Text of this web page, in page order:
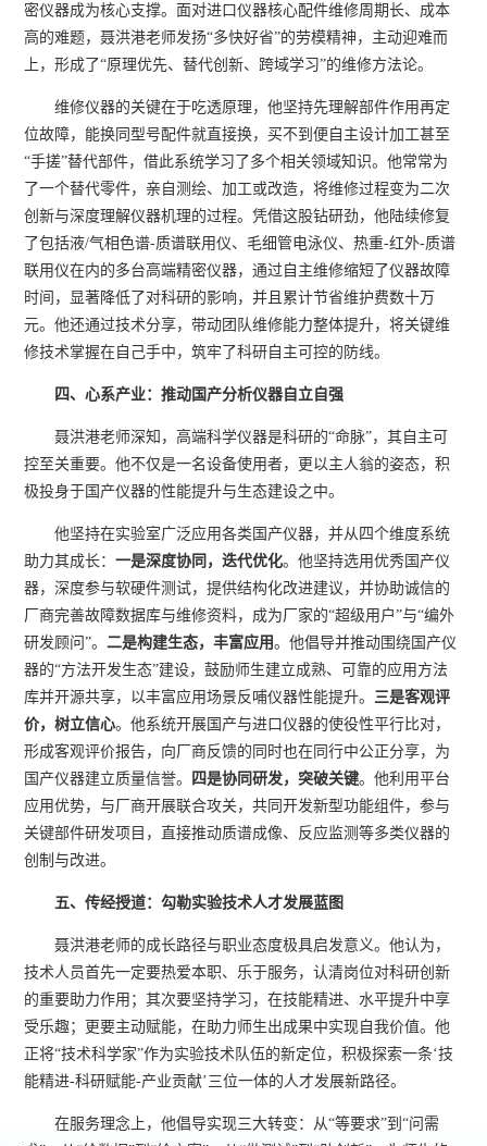
密仪器成为核心支撑。面对进口仪器核心配件维修周期长、成本
高的难题，聂洪港老师发扬“多快好省”的劳模精神，主动迎难而
上，形成了“原理优先、替代创新、跨域学习”的维修方法论。
维修仪器的关键在于吃透原理，他坚持先理解部件作用再定
位故障，能换同型号配件就直接换，买不到便自主设计加工甚至
“手搓”替代部件，借此系统学习了多个相关领域知识。他常常为
了一个替代零件，亲自测绘、加工或改造，将维修过程变为二次
创新与深度理解仪器机理的过程。凭借这股钻研劲，他陆续修复
了包括液/气相色谱-质谱联用仪、毛细管电泳仪、热重-红外-质谱
联用仪在内的多台高端精密仪器，通过自主维修缩短了仪器故障
时间，显著降低了对科研的影响，并且累计节省维护费数十万
元。他还通过技术分享，带动团队维修能力整体提升，将关键维
修技术掌握在自己手中，筑牢了科研自主可控的防线。
四、心系产业：推动国产分析仪器自立自强
聂洪港老师深知，高端科学仪器是科研的“命脉”，其自主可
控至关重要。他不仅是一名设备使用者，更以主人翁的姿态，积
极投身于国产仪器的性能提升与生态建设之中。
他坚持在实验室广泛应用各类国产仪器，并从四个维度系统
助力其成长：一是深度协同，迭代优化。他坚持选用优秀国产仪
器，深度参与软硬件测试，提供结构化改进建议，并协助诚信的
厂商完善故障数据库与维修资料，成为厂家的“超级用户”与“编外
研发顾问”。二是构建生态，丰富应用。他倡导并推动围绕国产仪
器的“方法开发生态”建设，鼓励师生建立成熟、可靠的应用方法
库并开源共享，以丰富应用场景反哺仪器性能提升。 三是客观评
价，树立信心。他系统开展国产与进口仪器的使役性平行比对，
形成客观评价报告，向厂商反馈的同时也在同行中公正分享，为
国产仪器建立质量信誉。
四是协同研发，突破关键。他利用平台
应用优势，与厂商开展联合攻关，共同开发新型功能组件，参与
关键部件研发项目，直接推动质谱成像、反应监测等多类仪器的
创制与改进。
五、传经授道：勾勒实验技术人才发展蓝图
聂洪港老师的成长路径与职业态度极具启发意义。他认为，
技术人员首先一定要热爱本职、乐于服务，认清岗位对科研创新
的重要助力作用；其次要坚持学习，在技能精进、水平提升中享
受乐趣；更要主动赋能，在助力师生出成果中实现自我价值。他
正将“技术科学家”作为实验技术队伍的新定位，积极探索一条‘技
能精进-科研赋能-产业贡献’三位一体的人才发展新路径。
在服务理念上，他倡导实现三大转变：从“等要求”到“问需